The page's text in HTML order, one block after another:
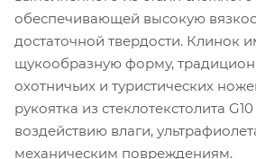
обеспечивающей высокую
достаточной твердости. Клинок
щукообразную форму,
охотничьих и туристических
рукоятка из стеклотекстолита
воздействию влаги,
механическим повреждениям.